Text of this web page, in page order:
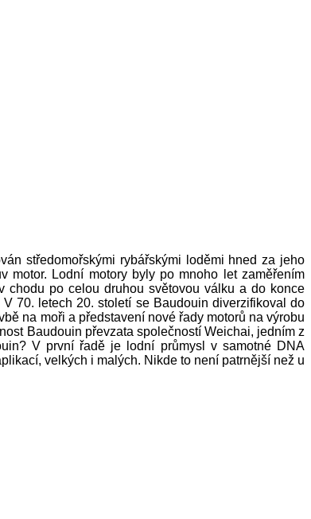
středomořskými rybářskými loděmi hned za jeho
motor. Lodní motory byly po mnoho let zaměřením
chodu po celou druhou světovou válku a do konce
70. letech 20. století se Baudouin diverzifikoval do
na moři a představení nové řady motorů na výrobu
Baudouin převzata společností Weichai, jedním z
V první řadě je lodní průmysl v samotné DNA
velkých i malých. Nikde to není patrnější než u